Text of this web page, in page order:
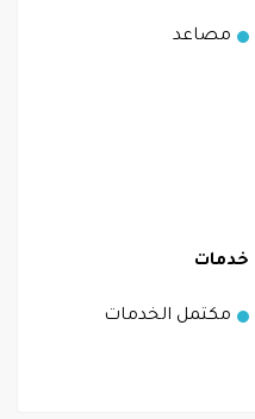
مصاعد
خدمات
مكتمل الخدمات